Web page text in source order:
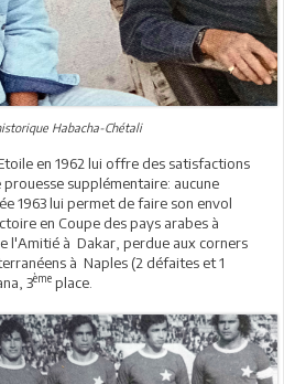
Habacha-Chétali
en 1962 lui offre des satisfactions
supplémentaire: aucune
1963 lui permet de faire son envol
en Coupe des pays arabes à
l'Amitié à Dakar, perdue aux corners
à Naples (2 défaites et 1
3ème place.